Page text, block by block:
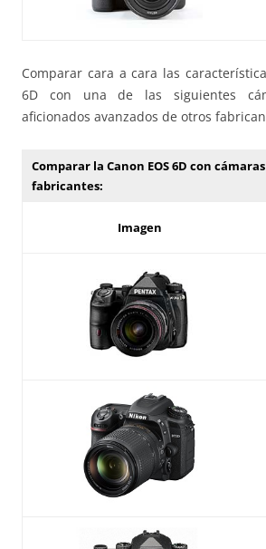
Comparar cara a cara las
6D con una de las siguientes
aficionados avanzados de otros
Comparar la Canon EOS 6D con
fabricantes:
Imagen